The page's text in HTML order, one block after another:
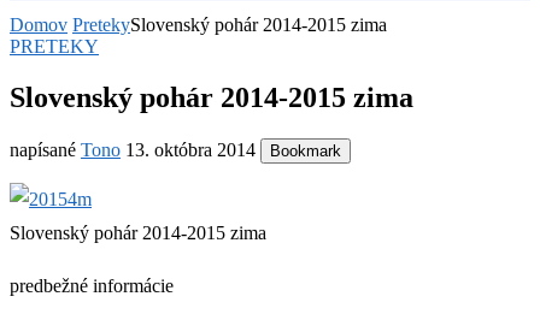
Domov PretekySlovenský pohár 2014-2015 zima
PRETEKY
Slovenský pohár 2014-2015 zima
napísané Tono 13. októbra 2014 Bookmark
Slovenský pohár 2014-2015 zima
predbežné informácie